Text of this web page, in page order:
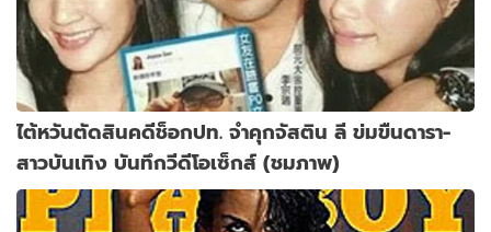
ไต้หวันตัดสินคดีช็อกปท. จำคุกจัสติน ลี ข่มขืนดารา-
สาวบันเทิง บันทึกวีดีโอเซ็กส์ (ชมภาพ)